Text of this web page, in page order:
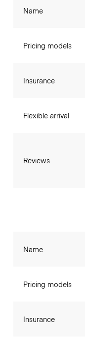
Name
Pricing models
Insurance
Flexible arrival
Reviews
Name
Pricing models
Insurance